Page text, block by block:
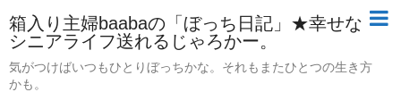
箱入り主婦baabaの「ぼっち日記」★幸せな
シニアライフ送れるじゃろかー。
気がつけばいつもひとりぼっちかな。それもまたひとつの生き方
かも。